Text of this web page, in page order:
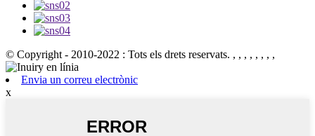
© Copyright - 2010-2022 : Tots els drets reservats. , , , , , , , ,
Envia un correu electrònic
x